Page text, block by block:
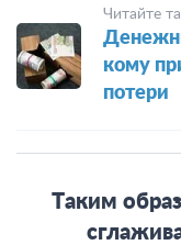
Читайте
кому
потери
Таким